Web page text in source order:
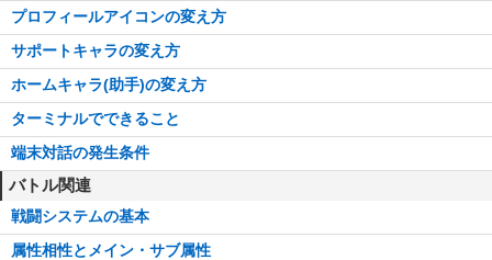
プロフィールアイコンの変え方
サポートキャラの変え方
ホームキャラ(助手)の変え方
ターミナルでできること
端末対話の発生条件
バトル関連
戦闘システムの基本
属性相性とメイン・サブ属性